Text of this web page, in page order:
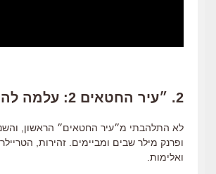
2. ״עיר החטאים 2: עלמה להרוג״
לא התלהבתי מ״עיר החטאים״ הראשון,
ופרנק מילר שבים ומביימים. זהירות,
ואלימות.